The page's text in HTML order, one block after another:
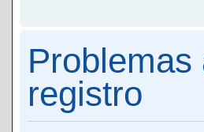
registro